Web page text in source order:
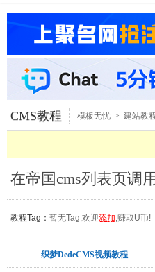
CMS教程 模板无忧 > 建站教
教程Tag： 暂无Tag,欢迎添加,赚取U币!
织梦DedeCMS视频教程